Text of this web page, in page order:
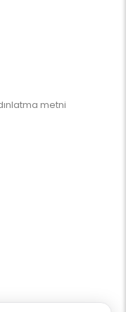
metni